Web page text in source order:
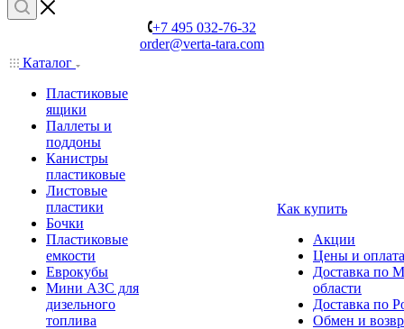
+7 495 032-76-32
order@verta-tara.com
Каталог
Пластиковые
ящики
Паллеты и
поддоны
Канистры
пластиковые
Листовые
пластики
Бочки
Пластиковые
емкости
Еврокубы
Мини АЗС для
дизельного
топлива
Как купить
Акции
Цены и оплата
Доставка по
области
Доставка по
Обмен и